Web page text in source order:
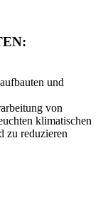
und
von
klimatischen
zu reduzieren